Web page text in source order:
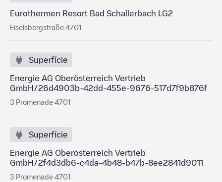
Eurothermen Resort Bad Schallerbach LG2
Eiselsbergstraße 4701
Superfície
Energie AG Oberösterreich Vertrieb
GmbH/26d4903b-42dd-455e-9676-517d7f9b876f
3 Promenade 4701
Superfície
Energie AG Oberösterreich Vertrieb
GmbH/2f4d3db6-c4da-4b48-b47b-8ee2841d9011
3 Promenade 4701